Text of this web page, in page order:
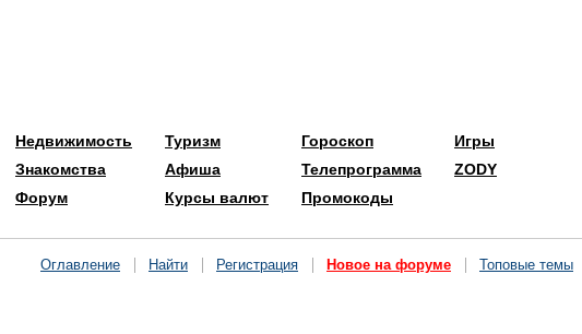
Недвижимость
Знакомства
Форум
Туризм
Афиша
Курсы валют
Гороскоп
Телепрограмма
Промокоды
Игры
ZODY
Оглавление Найти Регистрация Новое на форуме Топовые темы